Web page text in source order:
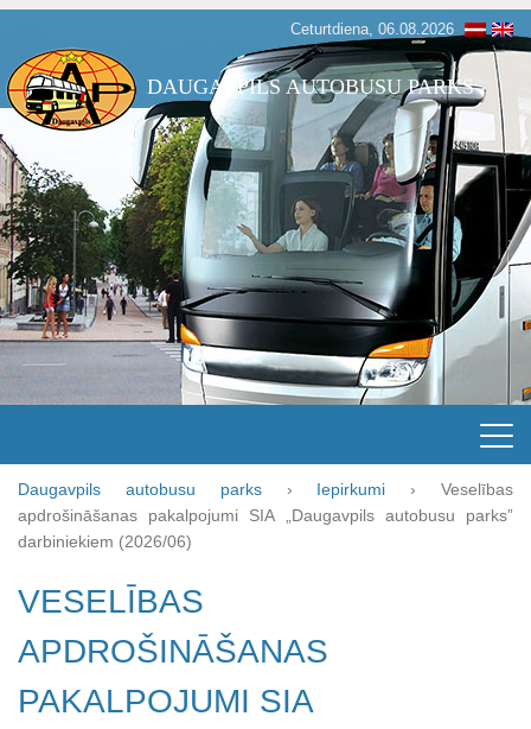
Ceturtdiena, 06.08.2026
DAUGAVPILS AUTOBUSU PARKS
Daugavpils autobusu parks› Iepirkumi ›Veselības
apdrošināšanas pakalpojumi SIA „Daugavpils autobusu parks”
darbiniekiem (2026/06)
VESELĪBAS
APDROŠINĀŠANAS
PAKALPOJUMI SIA